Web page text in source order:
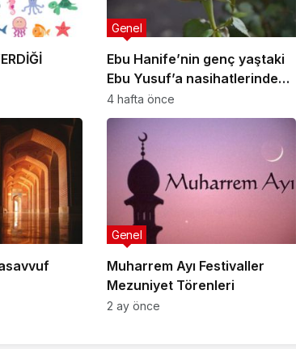
Ebu Hanife’nin genç yaştaki
Ebu Yusuf’a nasihatlerinden
bazıları:
Genel
4 hafta önce
Muharrem Ayı Festivaller
Mezuniyet Törenleri
Genel
2 ay önce